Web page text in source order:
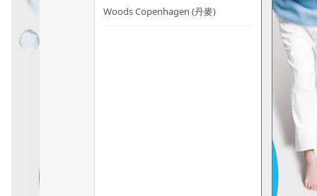
Woods Copenhagen (丹麥)